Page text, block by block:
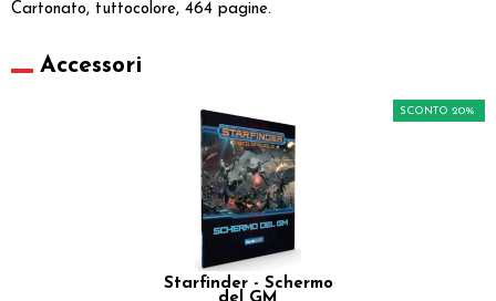
Cartonato, tuttocolore, 464 pagine.
Accessori
Starfinder - Schermo
SCONTO 20%